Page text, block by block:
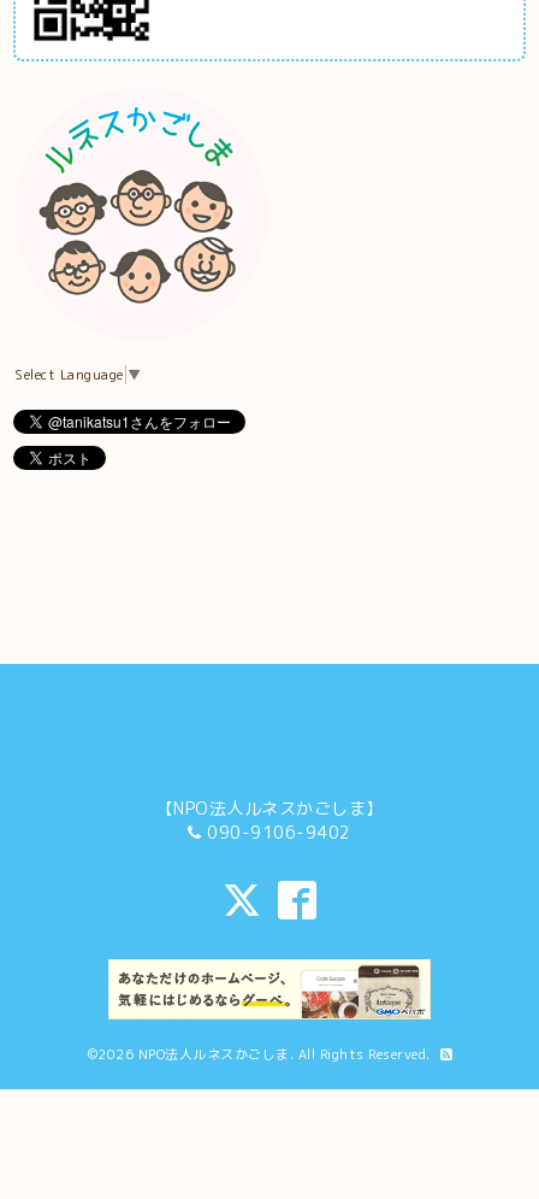
Select Language ▼
【NPO法人ルネスかごしま】
090-9106-9402
©2026 NPO法人ルネスかごしま. All Rights Reserved.